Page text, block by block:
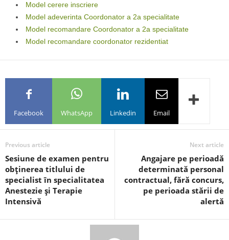
Model cerere inscriere
Model adeverinta Coordonator a 2a specialitate
Model recomandare Coordonator a 2a specialitate
Model recomandare coordonator rezidentiat
Facebook WhatsApp Linkedin Email
Previous article
Sesiune de examen pentru
obţinerea titlului de
specialist în specialitatea
Anestezie şi Terapie
Intensivă
Next article
Angajare pe perioadă
determinată personal
contractual, fără concurs,
pe perioada stării de
alertă